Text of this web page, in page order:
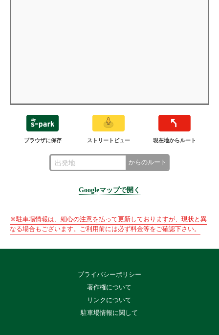
ブラウザに保存 ストリートビュー 現在地からルート
からのルート
Googleマップで開く
※駐車場情報は、細心の注意を払って更新しておりますが、現状と異
なる場合もございます。ご利用前には必ず料金等をご確認下さい。
プライバシーポリシー
著作権について
リンクについて
駐車場情報に関して